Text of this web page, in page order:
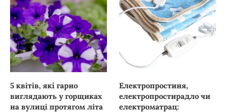
5 квітів, які гарно
виглядають у горщиках
на вулиці протягом літа
Електропростиня,
електропростирадло чи
електроматрац: